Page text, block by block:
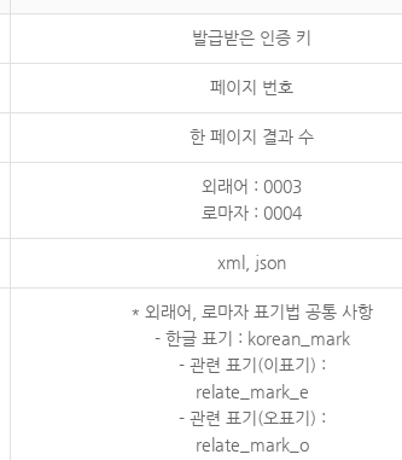
발급받은 인증 키
페이지 번호
한 페이지 결과 수
외래어 : 0003
로마자 : 0004
xml, json
* 외래어, 로마자 표기법 공통 사항
- 한글 표기 : korean_mark
- 관련 표기(이표기) :
relate_mark_e
- 관련 표기(오표기) :
relate_mark_o